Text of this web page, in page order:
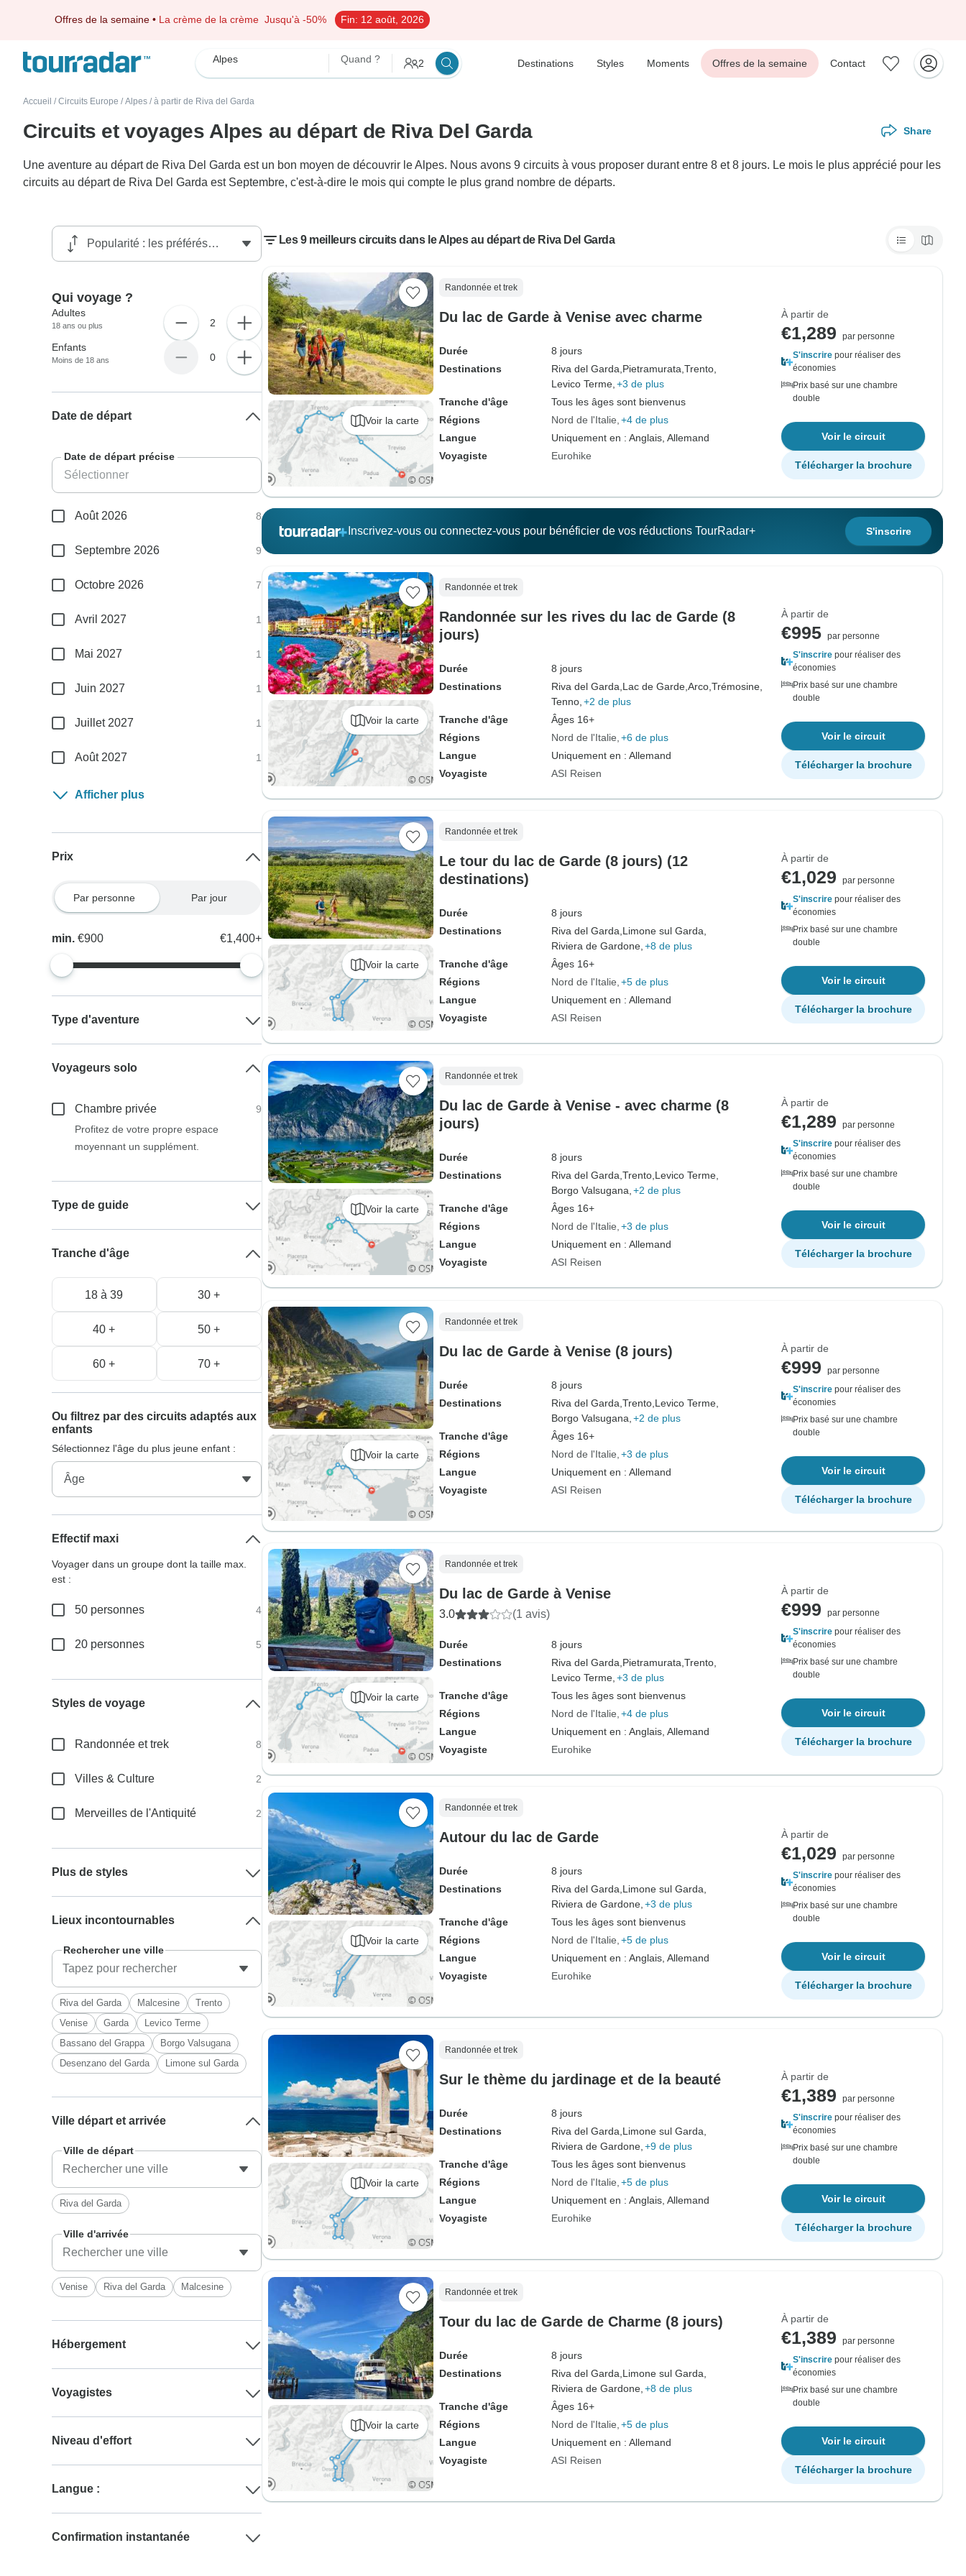
Offres de la semaine • La crème de la crème Jusqu'à -50% Fin: 12 août, 2026
Alpes Quand ? 2 Destinations Styles Moments Offres de la semaine Contact
Accueil / Circuits Europe / Alpes / à partir de Riva del Garda
Circuits et voyages Alpes au départ de Riva Del Garda Share
Une aventure au départ de Riva Del Garda est un bon moyen de découvrir le Alpes. Nous avons 9 circuits à vous proposer durant entre 8 et 8 jours. Le mois le plus apprécié pour les
circuits au départ de Riva Del Garda est Septembre, c'est-à-dire le mois qui compte le plus grand nombre de départs.
Les 9 meilleurs circuits dans le Alpes au départ de Riva Del Garda
Voir la carte
Randonnée et trek
Du lac de Garde à Venise avec charme
Durée
8 jours
Destinations
Riva del Garda, Pietramurata, Trento,
Levico Terme, +3 de plus
Tranche d'âge
Tous les âges sont bienvenus
Régions
Nord de l'Italie +4 de plus
Langue
Uniquement en : Anglais, Allemand
Voyagiste
Eurohike
À partir de
€1,289
par personne
S'inscrire pour réaliser des
économies
Prix basé sur une chambre
double
Voir le circuit
Télécharger la brochure
Inscrivez-vous ou connectez-vous pour bénéficier de vos réductions TourRadar+ S'inscrire
Voir la carte
Randonnée et trek
Randonnée sur les rives du lac de Garde (8
jours)
Durée
8 jours
Destinations
Riva del Garda, Lac de Garde, Arco, Trémosine,
Tenno, +2 de plus
Tranche d'âge
Âges 16+
Régions
Nord de l'Italie +6 de plus
Langue
Uniquement en : Allemand
Voyagiste
ASI Reisen
À partir de
€995 par personne
S'inscrire pour réaliser des
économies
Prix basé sur une chambre
double
Voir le circuit
Télécharger la brochure
Voir la carte
Randonnée et trek
Le tour du lac de Garde (8 jours) (12
destinations)
Durée
8 jours
Destinations
Riva del Garda, Limone sul Garda,
Riviera de Gardone, +8 de plus
Tranche d'âge
Âges 16+
Régions
Nord de l'Italie +5 de plus
Langue
Uniquement en : Allemand
Voyagiste
ASI Reisen
À partir de
€1,029
par personne
S'inscrire pour réaliser des
économies
Prix basé sur une chambre
double
Voir le circuit
Télécharger la brochure
Voir la carte
Randonnée et trek
Du lac de Garde à Venise - avec charme (8
jours)
Durée
8 jours
Destinations
Riva del Garda, Trento, Levico Terme,
Borgo Valsugana, +2 de plus
Tranche d'âge
Âges 16+
Régions
Nord de l'Italie +3 de plus
Langue
Uniquement en : Allemand
Voyagiste
ASI Reisen
À partir de
€1,289
par personne
S'inscrire pour réaliser des
économies
Prix basé sur une chambre
double
Voir le circuit
Télécharger la brochure
Voir la carte
Randonnée et trek
Du lac de Garde à Venise (8 jours)
Durée
8 jours
Destinations
Riva del Garda, Trento, Levico Terme,
Borgo Valsugana, +2 de plus
Tranche d'âge
Âges 16+
Régions
Nord de l'Italie +3 de plus
Langue
Uniquement en : Allemand
Voyagiste
ASI Reisen
À partir de
€999
par personne
S'inscrire pour réaliser des
économies
Prix basé sur une chambre
double
Voir le circuit
Télécharger la brochure
Voir la carte
Randonnée et trek
Du lac de Garde à Venise
3.0 (1 avis)
Durée
8 jours
Destinations
Riva del Garda, Pietramurata, Trento,
Levico Terme, +3 de plus
Tranche d'âge
Tous les âges sont bienvenus
Régions
Nord de l'Italie +4 de plus
Langue
Uniquement en : Anglais, Allemand
Voyagiste
Eurohike
À partir de
€999
par personne
S'inscrire pour réaliser des
économies
Prix basé sur une chambre
double
Voir le circuit
Télécharger la brochure
Voir la carte
Randonnée et trek
Autour du lac de Garde
Durée
8 jours
Destinations
Riva del Garda, Limone sul Garda,
Riviera de Gardone, +3 de plus
Tranche d'âge
Tous les âges sont bienvenus
Régions
Nord de l'Italie +5 de plus
Langue
Uniquement en : Anglais, Allemand
Voyagiste
Eurohike
À partir de
€1,029
par personne
S'inscrire pour réaliser des
économies
Prix basé sur une chambre
double
Voir le circuit
Télécharger la brochure
Voir la carte
Randonnée et trek
Sur le thème du jardinage et de la beauté
Durée
8 jours
Destinations
Riva del Garda, Limone sul Garda,
Riviera de Gardone, +9 de plus
Tranche d'âge
Tous les âges sont bienvenus
Régions
Nord de l'Italie +5 de plus
Langue
Uniquement en : Anglais, Allemand
Voyagiste
Eurohike
À partir de
€1,389
par personne
S'inscrire pour réaliser des
économies
Prix basé sur une chambre
double
Voir le circuit
Télécharger la brochure
Voir la carte
Randonnée et trek
Tour du lac de Garde de Charme (8 jours)
Durée
8 jours
Destinations
Riva del Garda, Limone sul Garda,
Riviera de Gardone, +8 de plus
Tranche d'âge
Âges 16+
Régions
Nord de l'Italie +5 de plus
Langue
Uniquement en : Allemand
Voyagiste
ASI Reisen
À partir de
€1,389
par personne
S'inscrire pour réaliser des
économies
Prix basé sur une chambre
double
Voir le circuit
Télécharger la brochure
Qui voyage ?
Adultes
18 ans ou plus 2
Enfants
Moins de 18 ans 0
Date de départ
Date de départ précise
Août 2026 8
Septembre 2026 9
Octobre 2026 7
Avril 2027 1
Mai 2027 1
Juin 2027 1
Juillet 2027 1
Août 2027 1
Afficher plus
Prix
Par personne Par jour
min.€900 €1,400+
Type d'aventure
Voyageurs solo
Chambre privée
9
Profitez de votre propre espace
moyennant un supplément.
Type de guide
Tranche d'âge
18 à 39 30 +
40 + 50 +
60 + 70 +
Ou filtrez par des circuits adaptés aux
enfants
Sélectionnez l'âge du plus jeune enfant :
Effectif maxi
Voyager dans un groupe dont la taille max.
est :
50 personnes 4
20 personnes 5
Styles de voyage
Randonnée et trek 8
Villes & Culture 2
Merveilles de l'Antiquité 2
Plus de styles
Lieux incontournables
Rechercher une ville
Riva del Garda Malcesine
Trento
Venise
Garda
Levico Terme
Bassano del Grappa
Borgo Valsugana
Desenzano del Garda
Limone sul Garda
Ville départ et arrivée
Ville de départ
Riva del Garda
Ville d'arrivée
Venise Riva del Garda Malcesine
Hébergement
Voyagistes
Niveau d'effort
Langue :
Confirmation instantanée